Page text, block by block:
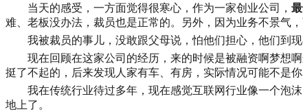
当天的感受，一方面觉得很寒心，作为一家创业公司，
难、老板没办法，裁员也是正常的。另外，因为业务不景气
我被裁员的事儿，没敢跟父母说，怕他们担心，他们到
现在回顾在这家公司的经历，来的时候是被融资啊梦想
挺了不起的，后来发现人家有车、有房，实际情况可能不是
我在传统行业待过多年，现在感觉互联网行业像一个泡
地上了。